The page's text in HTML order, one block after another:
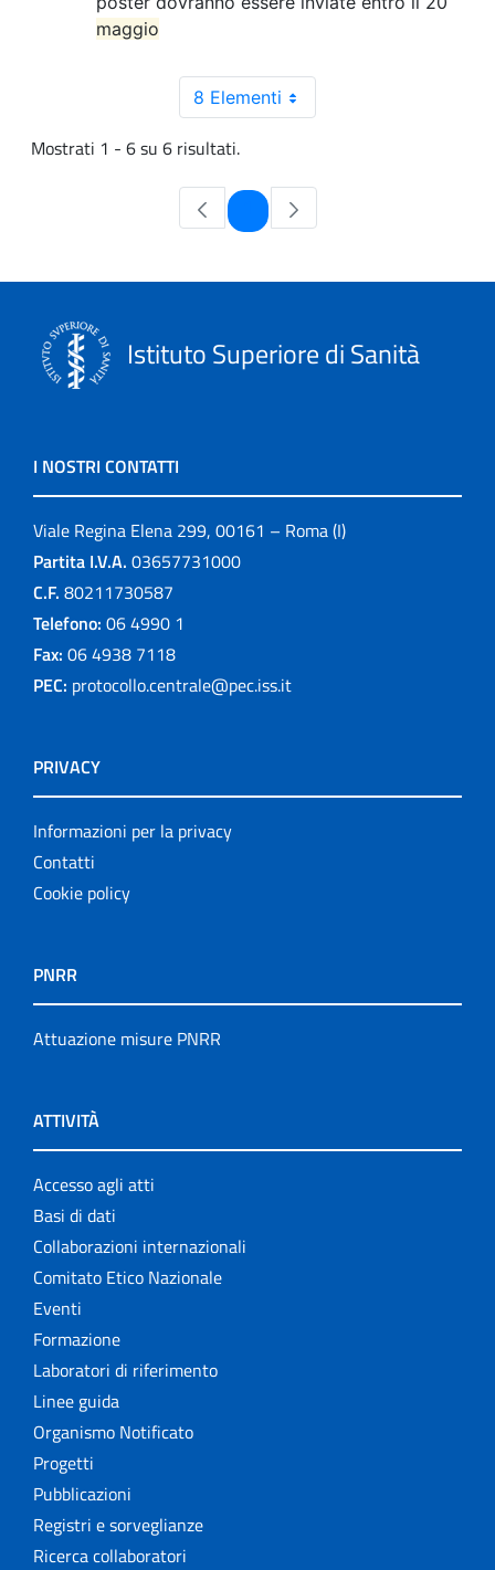
maggio
8 Elementi
Mostrati 1 - 6 su 6 risultati.
Pagina
Istituto Superiore di Sanità
I NOSTRI CONTATTI
Viale Regina Elena 299, 00161 – Roma (I)
Partita I.V.A. 03657731000
C.F. 80211730587
Telefono: 06 4990 1
Fax: 06 4938 7118
PEC: protocollo.centrale@pec.iss.it
PRIVACY
Informazioni per la privacy
Contatti
Cookie policy
PNRR
Attuazione misure PNRR
ATTIVITÀ
Accesso agli atti
Basi di dati
Collaborazioni internazionali
Comitato Etico Nazionale
Eventi
Formazione
Laboratori di riferimento
Linee guida
Organismo Notificato
Progetti
Pubblicazioni
Registri e sorveglianze
Ricerca collaboratori